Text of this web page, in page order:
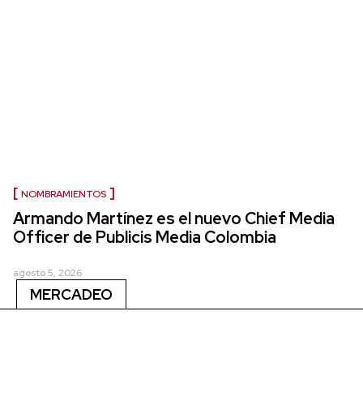
NOMBRAMIENTOS
Armando Martínez es el nuevo Chief Media
Officer de Publicis Media Colombia
agosto 5, 2026
MERCADEO